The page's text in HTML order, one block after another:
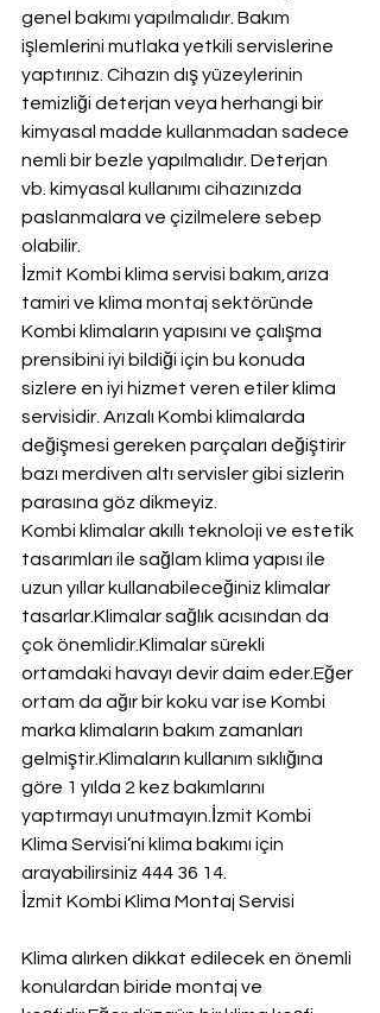
genel bakımı yapılmalıdır. Bakım
işlemlerini mutlaka yetkili servislerine
yaptırınız. Cihazın dış yüzeylerinin
temizliği deterjan veya herhangi bir
kimyasal madde kullanmadan sadece
nemli bir bezle yapılmalıdır. Deterjan
vb. kimyasal kullanımı cihazınızda
paslanmalara ve çizilmelere sebep
olabilir.
İzmit Kombi klima servisi bakım,arıza
tamiri ve klima montaj sektöründe
Kombi klimaların yapısını ve çalışma
prensibini iyi bildiği için bu konuda
sizlere en iyi hizmet veren etiler klima
servisidir. Arızalı Kombi klimalarda
değişmesi gereken parçaları değiştirir
bazı merdiven altı servisler gibi sizlerin
parasına göz dikmeyiz.
Kombi klimalar akıllı teknoloji ve estetik
tasarımları ile sağlam klima yapısı ile
uzun yıllar kullanabileceğiniz klimalar
tasarlar.Klimalar sağlık acısından da
çok önemlidir.Klimalar sürekli
ortamdaki havayı devir daim eder.Eğer
ortam da ağır bir koku var ise Kombi
marka klimaların bakım zamanları
gelmiştir.Klimaların kullanım sıklığına
göre 1 yılda 2 kez bakımlarını
yaptırmayı unutmayın.İzmit Kombi
Klima Servisi’ni klima bakımı için
arayabilirsiniz 444 36 14.
İzmit Kombi Klima Montaj Servisi
Klima alırken dikkat edilecek en önemli
konulardan biride montaj ve